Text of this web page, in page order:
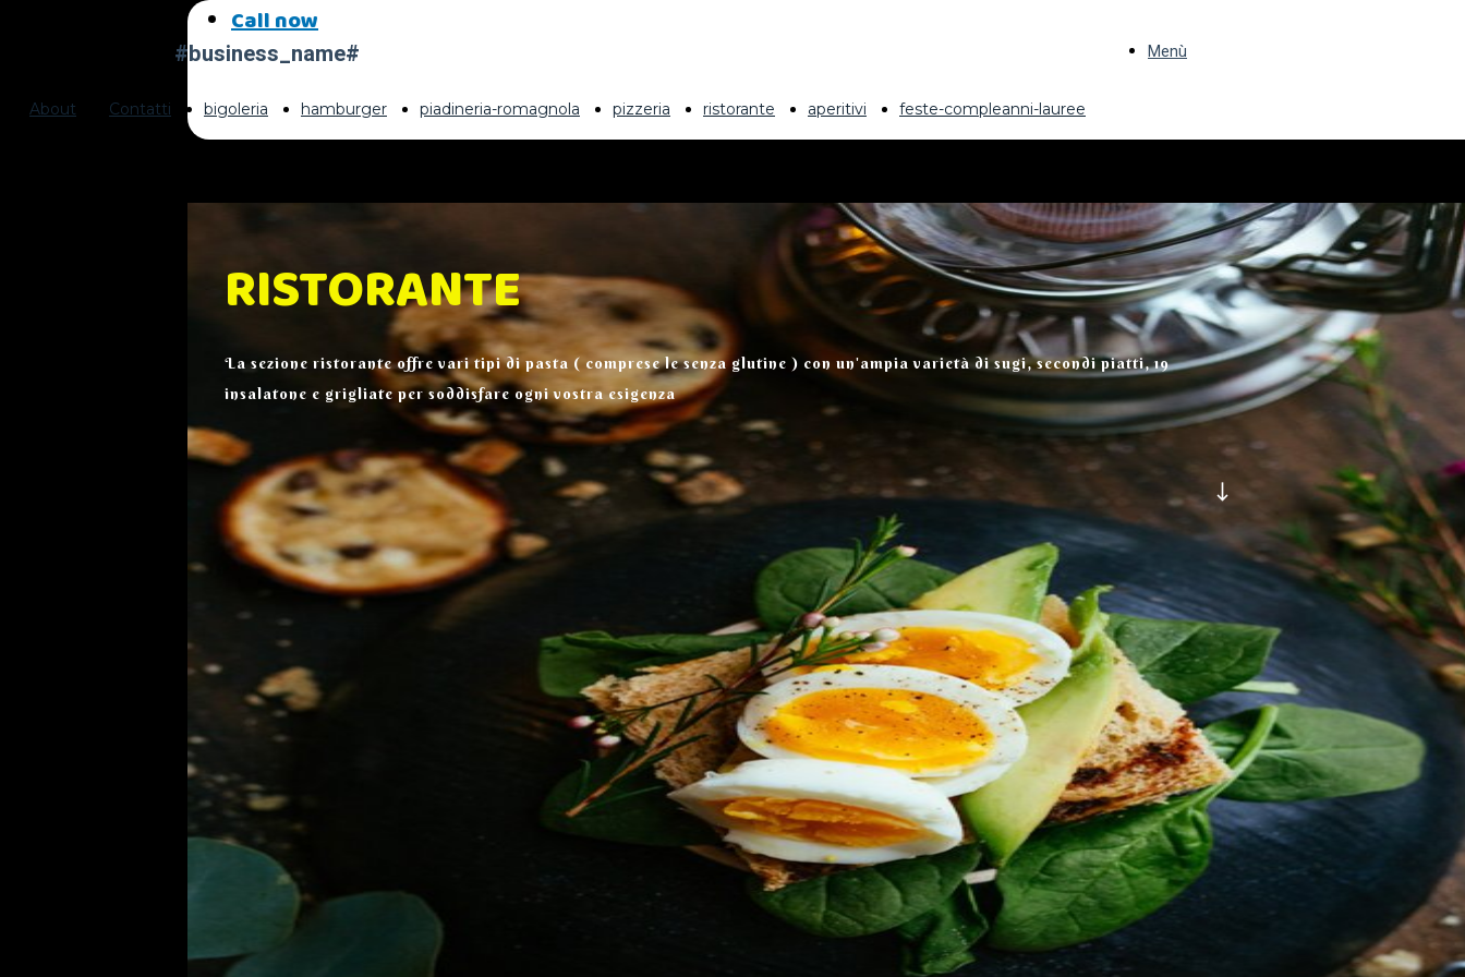
Call now
Menù
#business_name#
About Contatti bigoleria hamburger piadineria-romagnola pizzeria ristorante aperitivi feste-compleanni-lauree
RISTORANTE
La sezione ristorante offre vari tipi di pasta ( comprese le senza glutine ) con un'ampia varietà di sugi, secondi piatti, 19
insalatone e grigliate per soddisfare ogni vostra esigenza